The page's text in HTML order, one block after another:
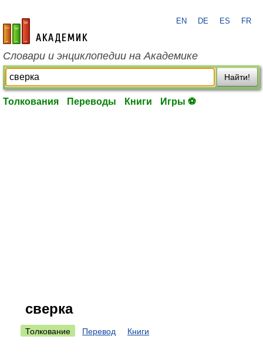
academic.ru
EN DE ES FR
Словари и энциклопедии на Академике
Найти!
Толкования Переводы Книги Игры ⚽
сверка
Толкование Перевод Книги